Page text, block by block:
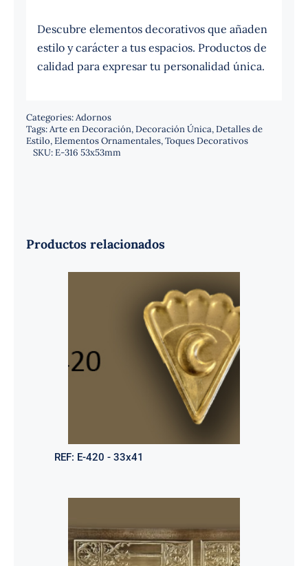
Descubre elementos decorativos que añaden
estilo y carácter a tus espacios. Productos de
calidad para expresar tu personalidad única.
Categories:Adornos
Tags:Arte en Decoración,Decoración Única,Detalles de
Estilo,Elementos Ornamentales,Toques Decorativos
SKU:E-316 53x53mm
Productos relacionados
REF: E-420 - 33x41